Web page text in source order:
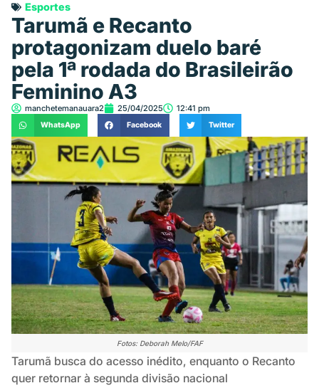
Esportes
Tarumã e Recanto
protagonizam duelo baré
pela 1ª rodada do Brasileirão
Feminino A3
manchetemanauara2 25/04/2025 12:41 pm
WhatsApp Facebook Twitter
Fotos: Deborah Melo/FAF
Tarumã busca do acesso inédito, enquanto o Recanto
quer retornar à segunda divisão nacional